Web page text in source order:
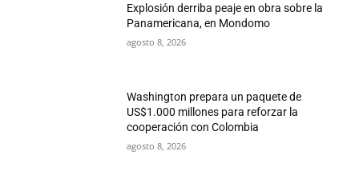
Explosión derriba peaje en obra sobre la
Panamericana, en Mondomo
agosto 8, 2026
Washington prepara un paquete de
US$1.000 millones para reforzar la
cooperación con Colombia
agosto 8, 2026